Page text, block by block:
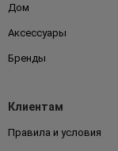
Дом
Аксессуары
Бренды
Клиентам
Правила и условия